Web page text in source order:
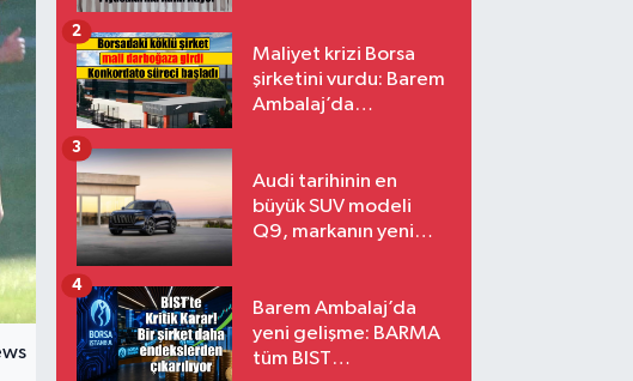
Maliyet krizi Borsa
şirketini vurdu: Barem
Ambalaj’da
2
Audi tarihinin en
büyük SUV modeli
Q9, markanın yeni
3
Barem Ambalaj’da
yeni gelişme: BARMA
tüm BIST
4